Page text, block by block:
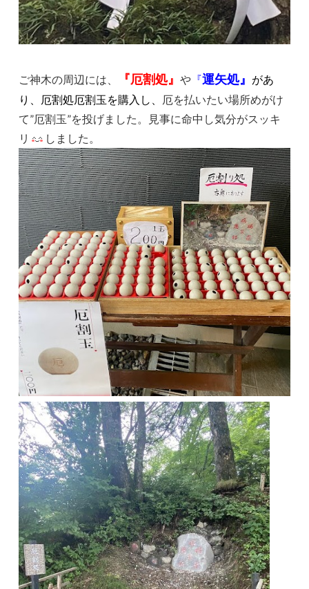
ご神木の周辺には、 『厄割処』や 『運矢処』 があ
り、厄割処厄割玉を購入し、 厄を払いたい場所めがけ
て”厄割玉”を投げました。見事に命中し気分がスッキ
リ
しました。